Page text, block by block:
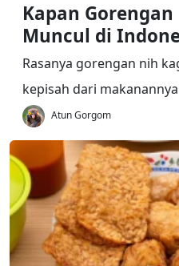
Kapan
Muncul di
Rasanya gorengan nih
kepisah dari
Atun Gorgom